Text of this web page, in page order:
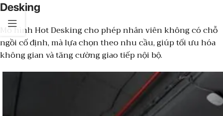
Desking
Mô hình Hot Desking cho phép nhân viên không có chỗ
ngồi cố định, mà lựa chọn theo nhu cầu, giúp tối ưu hóa
không gian và tăng cường giao tiếp nội bộ.